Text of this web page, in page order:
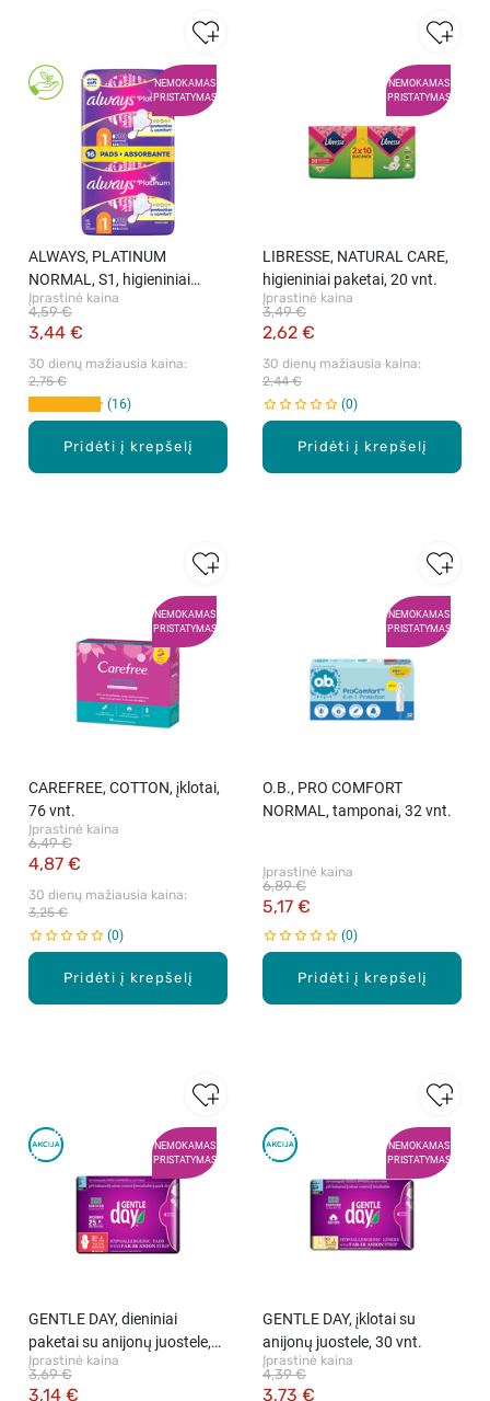
NEMOKAMAS
PRISTATYMAS
Pridėti į krepšelį
ALWAYS, PLATINUM
NORMAL, S1, higieniniai
paketai, 16 vnt.
Įprastinė kaina
3,44 €
4,59 €
30 dienų mažiausia kaina:
2,75 €
16
NEMOKAMAS
PRISTATYMAS
Pridėti į krepšelį
LIBRESSE, NATURAL CARE,
higieniniai paketai, 20 vnt.
Įprastinė kaina
2,62 €
3,49 €
30 dienų mažiausia kaina:
2,44 €
0
NEMOKAMAS
PRISTATYMAS
Pridėti į krepšelį
CAREFREE, COTTON, įklotai,
76 vnt.
Įprastinė kaina
4,87 €
6,49 €
30 dienų mažiausia kaina:
3,25 €
0
NEMOKAMAS
PRISTATYMAS
Pridėti į krepšelį
O.B., PRO COMFORT
NORMAL, tamponai, 32 vnt.
Įprastinė kaina
5,17 €
6,89 €
0
NEMOKAMAS
PRISTATYMAS
GENTLE DAY, dieniniai
paketai su anijonų juostele,
10 vnt.
Įprastinė kaina
3,14 €
3,69 €
NEMOKAMAS
PRISTATYMAS
GENTLE DAY, įklotai su
anijonų juostele, 30 vnt.
Įprastinė kaina
3,73 €
4,39 €